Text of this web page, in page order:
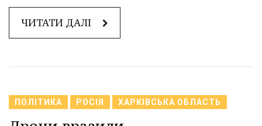
ЧИТАТИ ДАЛІ
ПОЛІТИКА РОСІЯ ХАРКІВСЬКА ОБЛАСТЬ